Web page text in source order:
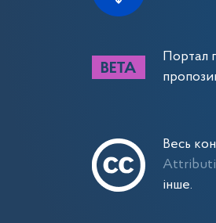
Портал
Весь
інше.